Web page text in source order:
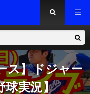
ス】ドジャー
球実況】